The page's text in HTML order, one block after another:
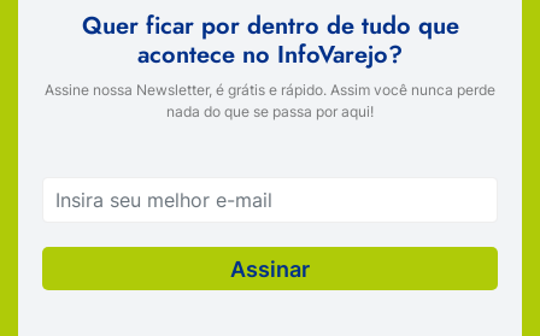
Quer ficar por dentro de tudo que
acontece no InfoVarejo?
Assine nossa Newsletter, é grátis e rápido. Assim você nunca perde
nada do que se passa por aqui!